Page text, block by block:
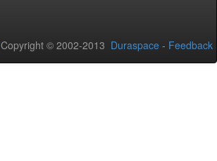
Copyright © 2002-2013 Duraspace - Feedback